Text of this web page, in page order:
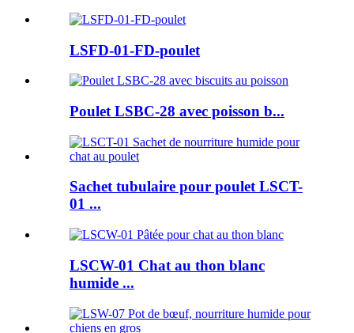
LSFD-01-FD-poulet
Poulet LSBC-28 avec poisson b...
Sachet tubulaire pour poulet LSCT-
01 ...
LSCW-01 Chat au thon blanc
humide ...